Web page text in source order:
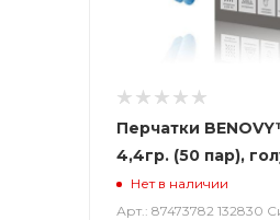
Перчатки
4,4гр. (50 пар),
Нет в наличии
Арт.: 87473782 132830